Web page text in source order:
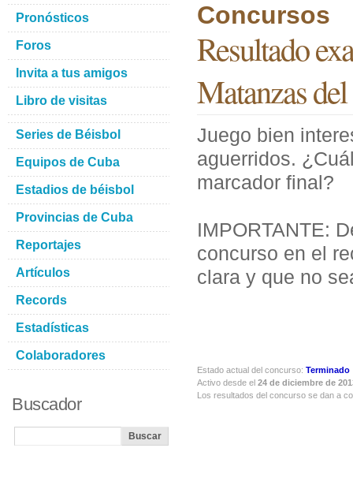
Concursos
Resultado
Matanzas
Juego bien
aguerridos.
marcador final?
IMPORTANTE:
concurso en el
clara y que no
Estado actual del concurso: Terminado
Activo desde el 24 de diciembre de
Los resultados del concurso se dan a
Pronósticos
Foros
Invita a tus amigos
Libro de visitas
Series de Béisbol
Equipos de Cuba
Estadios de béisbol
Provincias de Cuba
Reportajes
Artículos
Records
Estadísticas
Colaboradores
Buscador